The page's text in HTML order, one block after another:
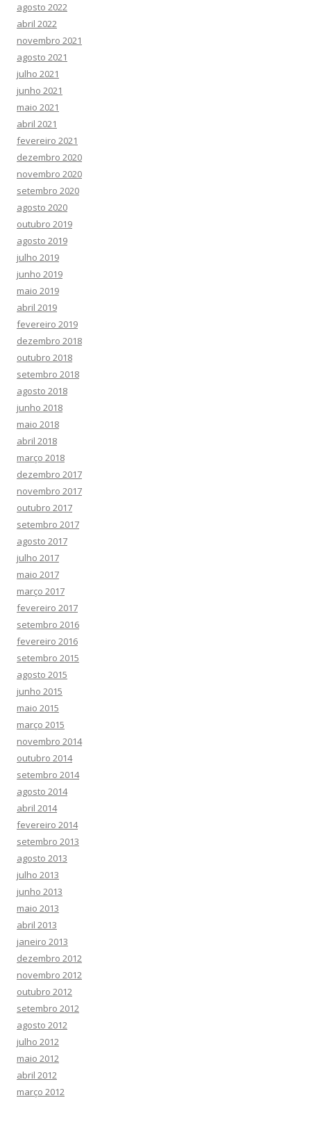
agosto 2022
abril 2022
novembro 2021
agosto 2021
julho 2021
junho 2021
maio 2021
abril 2021
fevereiro 2021
dezembro 2020
novembro 2020
setembro 2020
agosto 2020
outubro 2019
agosto 2019
julho 2019
junho 2019
maio 2019
abril 2019
fevereiro 2019
dezembro 2018
outubro 2018
setembro 2018
agosto 2018
junho 2018
maio 2018
abril 2018
março 2018
dezembro 2017
novembro 2017
outubro 2017
setembro 2017
agosto 2017
julho 2017
maio 2017
março 2017
fevereiro 2017
setembro 2016
fevereiro 2016
setembro 2015
agosto 2015
junho 2015
maio 2015
março 2015
novembro 2014
outubro 2014
setembro 2014
agosto 2014
abril 2014
fevereiro 2014
setembro 2013
agosto 2013
julho 2013
junho 2013
maio 2013
abril 2013
janeiro 2013
dezembro 2012
novembro 2012
outubro 2012
setembro 2012
agosto 2012
julho 2012
maio 2012
abril 2012
março 2012